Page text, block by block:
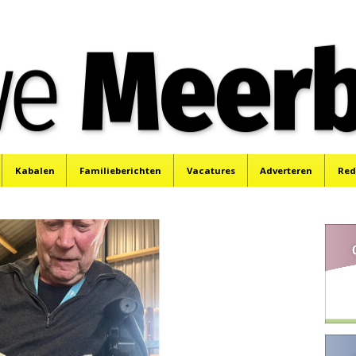
Kabalen Familieberichten Vacatures Adverteren